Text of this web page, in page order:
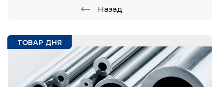
ТОВАР ДНЯ
Назад